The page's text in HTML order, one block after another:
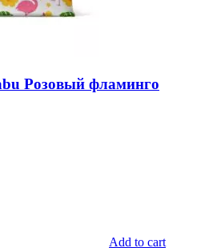
Розовый фламинго
Add to cart